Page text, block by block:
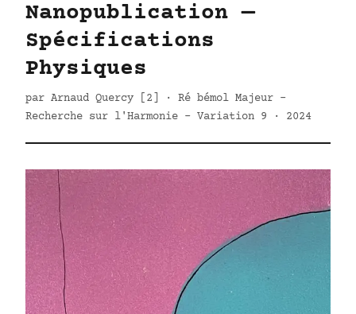
Nanopublication —
Spécifications
Physiques
par Arnaud Quercy [2] · Ré bémol Majeur -
Recherche sur l'Harmonie - Variation 9 · 2024